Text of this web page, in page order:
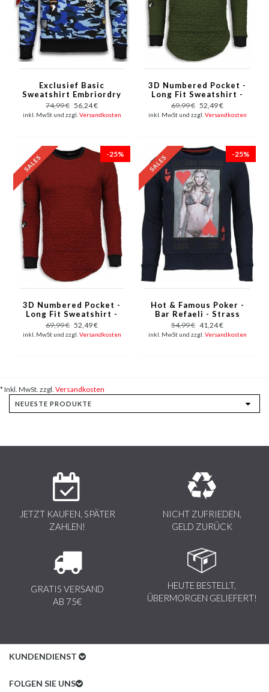
Exclusief Basic
Sweatshirt Embriordry
- Sweatshirt Herren
Patches - Blau
74,99 € 56,24 €
inkl. MwSt und zzgl. Versandkosten
3D Numbered Pocket -
Long Fit Sweatshirt -
Grün
69,99 € 52,49 €
inkl. MwSt und zzgl. Versandkosten
-25%
3D Numbered Pocket -
Long Fit Sweatshirt -
Rot
69,99 € 52,49 €
inkl. MwSt und zzgl. Versandkosten
-25%
Hot & Famous Poker -
Bar Refaeli - Strass
Sweatshirt - Marine
54,99 € 41,24 €
inkl. MwSt und zzgl. Versandkosten
* Inkl. MwSt. zzgl. Versandkosten
JETZT KAUFEN, SPÄTER
ZAHLEN!
NICHT ZUFRIEDEN,
GELD ZURÜCK
GRATIS VERSAND
AB 75€
HEUTE BESTELLT,
ÜBERMORGEN GELIEFERT!
KUNDENDIENST
Kundenservice
FOLGEN SIE UNS